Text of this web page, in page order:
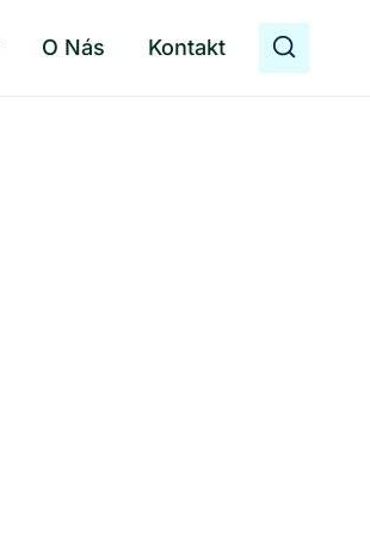
O Nás Kontakt